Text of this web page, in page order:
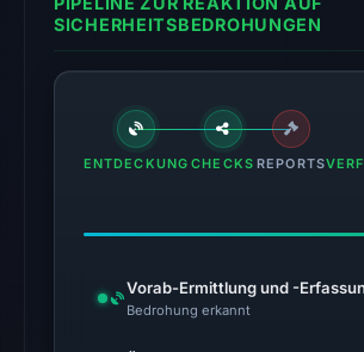
HTTP
404
Aug
5,
2026
01:01
so
content
SICHERHEITSBEDROHUNGEN
ENTDECKUNG CHECKS REPORTS
Vorab-Ermittlung und -
Bedrohung erkannt